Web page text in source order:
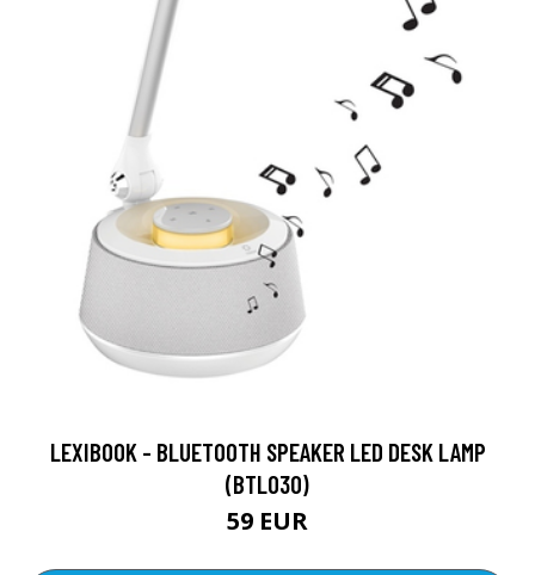
LEXIBOOK - BLUETOOTH SPEAKER LED DESK LAMP
(BTL030)
59 EUR